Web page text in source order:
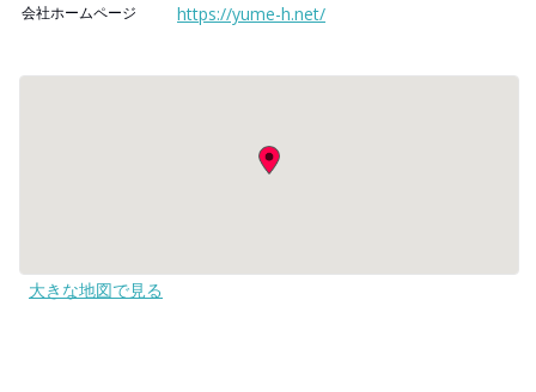
会社ホームページ https://yume-h.net/
大きな地図で見る